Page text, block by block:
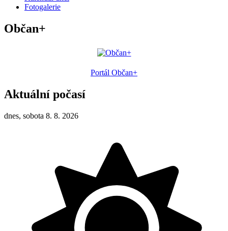
Fotogalerie
Občan+
Portál Občan+
Aktuální počasí
dnes, sobota 8. 8. 2026